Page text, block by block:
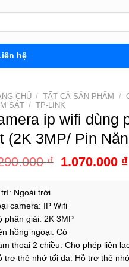
hệ
CHỦ / TẤT CẢ SẢN PHẨM /
SÁT / TP-LINK
ip wifi dùng
(2K 3MP/ Pin
₫ 1.070.000 ₫
trí: Ngoài trời
camera: IP Wifi
phân giải: 2K 3MP
hồng ngoại: Có
thoại 2 chiều: Cho phép liên
trợ thẻ nhớ tối đa: Hỗ trợ thẻ